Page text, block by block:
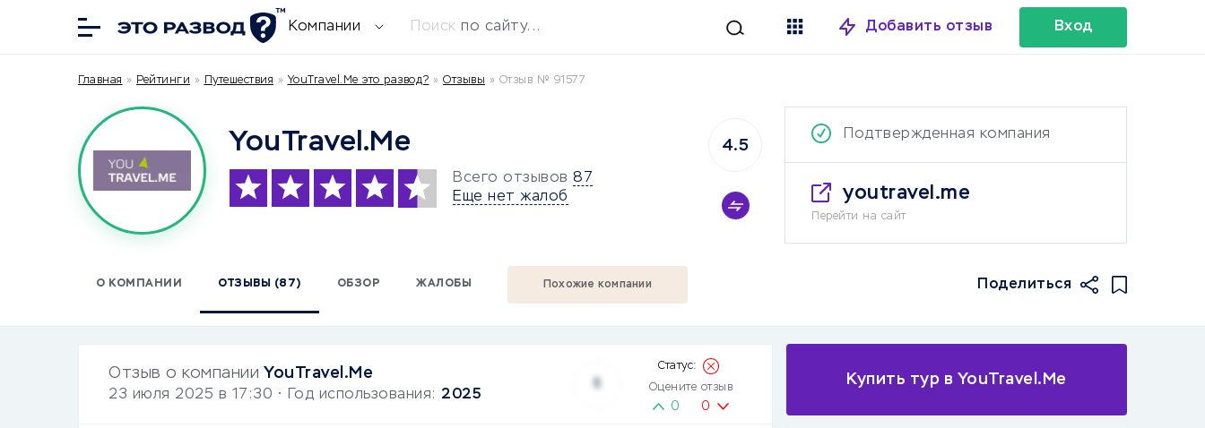
Компании Поиск по сайту... Добавить отзыв Вход
Главная » Рейтинги » Путешествия » YouTravel.Me это развод? » Отзывы » Отзыв № 91577
YouTravel.Me
Всего отзывов 87
Еще нет жалоб
4.5
Подтвержденная компания
youtravel.me
Перейти на сайт
О КОМПАНИИ ОТЗЫВЫ (87) ОБЗОР ЖАЛОБЫ Похожие компании Поделиться
Отзыв о компании YouTravel.Me
23 июля 2025 в 17:30 • Год использования: 2025
5 Оцените отзыв
0 0
Купить тур в YouTravel.Me